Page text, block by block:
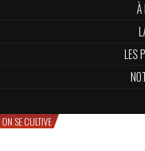
À
LES
ON SE CULTIVE